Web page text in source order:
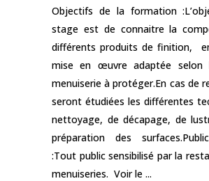
Objectifs de la formation
stage est de connaitre la
différents produits de finition,
mise en œuvre adaptée
menuiserie à protéger.En cas de
seront étudiées les différentes
nettoyage, de décapage, de
préparation des
:Tout public sensibilisé par la
menuiseries. Voir le